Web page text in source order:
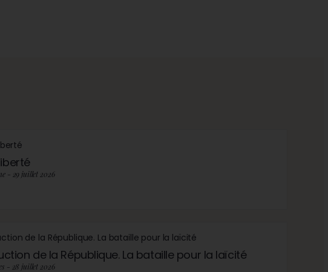
- 29 juillet 2026
de la République. La bataille pour la laïcité
- 28 juillet 2026